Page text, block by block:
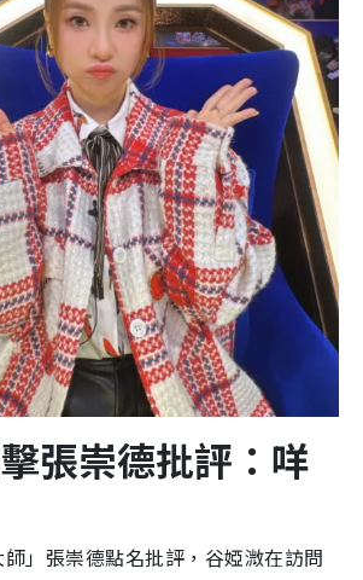
張崇德批評：咩
」張崇德點名批評，谷婭溦在訪問